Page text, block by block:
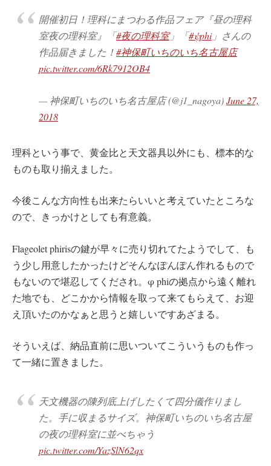
開催初日！理科にまつわる作品フェア『昼の理科
室夜の理科室』「#夜の理科室」「#ψphi」さんの
作品届きました！#神保町いちのいち名古屋店
pic.twitter.com/6Rk7912OB4
— 神保町いちのいち名古屋店 (@j1_nagoya)June 27,
2018
理科という事で、黄金比と天文器具以外にも、標本的な
ものも取り揃えました。
今後こんな方向性も出来たらいいと考えていたところな
ので、きっかけとしても有意義。
Flageolet phirisの鍵が早々に売り切れてたようでして、も
う少し用意したかったけどそんなぽんぽん作れるもので
もないので堪忍してくだされ。φ phiの拠点から遠く離れ
た地でも、どこかから情報を取って来てもらえて、お迎
え頂いたのかなぁと思うと嬉しいですあざまる。
そういえば、納品直前に思いついてこういうものも作っ
て一緒に置きました。
天文機器の陳列底上げしたくて四分儀作りまし
た。手に収まるサイズ。神保町いちのいち名古屋
の夜の理科室に並べちゃう
pic.twitter.com/YazSlN62qx